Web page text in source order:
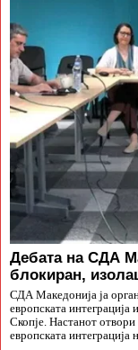
Дебата на СДА
блокиран,
СДА Македонија ја
европската интеграција
Скопје. Настанот
европската интеграција